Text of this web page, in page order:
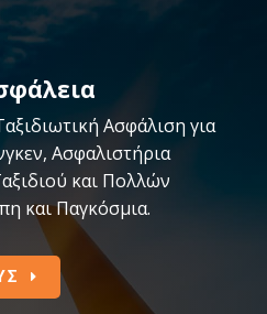
Ασφάλιση για
Ασφαλιστήρια
και Πολλών
και Παγκόσμια.